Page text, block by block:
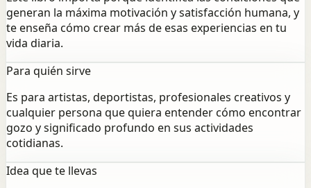
generan la máxima motivación y satisfacción humana, y
te enseña cómo crear más de esas experiencias en tu
vida diaria.
Para quién sirve
Es para artistas, deportistas, profesionales creativos y
cualquier persona que quiera entender cómo encontrar
gozo y significado profundo en sus actividades
cotidianas.
Idea que te llevas